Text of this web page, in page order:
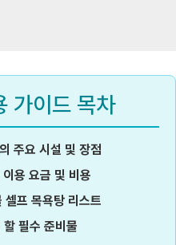
가이드 목차
주요 시설 및 장점
용 요금 및 비용
프 목욕탕 리스트
필수 준비물